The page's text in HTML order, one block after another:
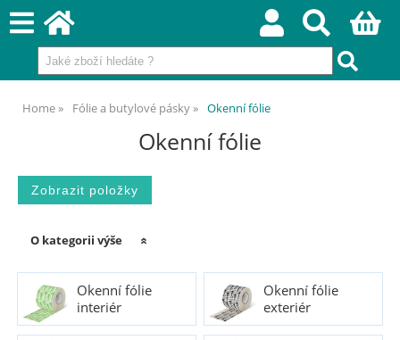
Home Fólie a butylové pásky Okenní fólie
Okenní fólie
O kategorii výše
Okenní fólie
interiér
Okenní fólie
exteriér